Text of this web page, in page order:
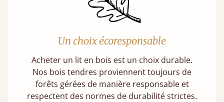
Un choix écoresponsable
Acheter un lit en bois est un choix durable.
Nos bois tendres proviennent toujours de
forêts gérées de manière responsable et
respectent des normes de durabilité strictes.